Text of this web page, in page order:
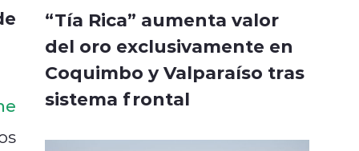
“Tía Rica” aumenta valor
del oro exclusivamente en
Coquimbo y Valparaíso tras
sistema frontal